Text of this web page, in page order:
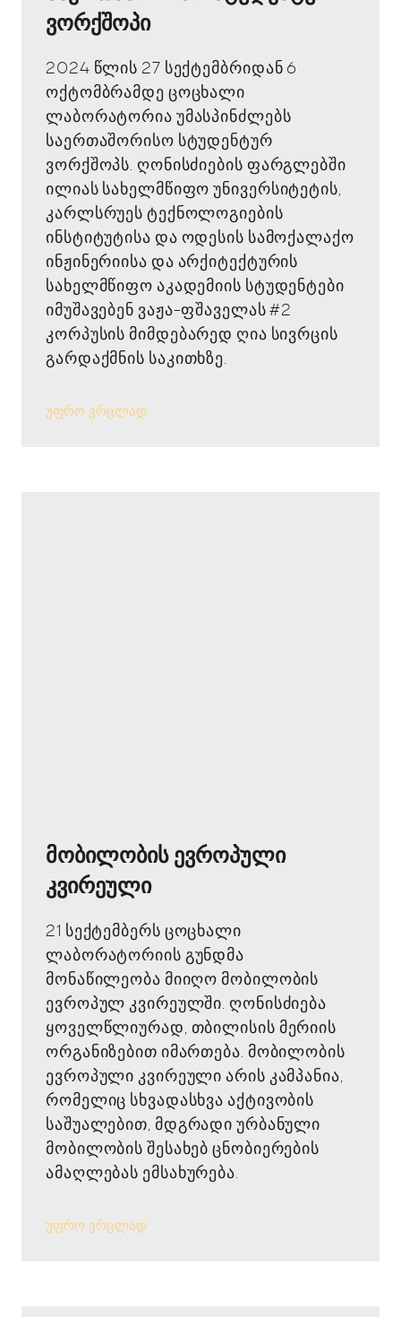
ვორქშოპი
2024 წლის 27 სექტემბრიდან 6
ოქტომბრამდე ცოცხალი
ლაბორატორია უმასპინძლებს
საერთაშორისო სტუდენტურ
ვორქშოპს. ღონისძიების ფარგლებში
ილიას სახელმწიფო უნივერსიტეტის,
კარლსრუეს ტექნოლოგიების
ინსტიტუტისა და ოდესის სამოქალაქო
ინჟინერიისა და არქიტექტურის
სახელმწიფო აკადემიის სტუდენტები
იმუშავებენ ვაჟა-ფშაველას #2
კორპუსის მიმდებარედ ღია სივრცის
გარდაქმნის საკითხზე.
უფრო ვრცლად
მობილობის ევროპული
კვირეული
21 სექტემბერს ცოცხალი
ლაბორატორიის გუნდმა
მონაწილეობა მიიღო მობილობის
ევროპულ კვირეულში. ღონისძიება
ყოველწლიურად, თბილისის მერიის
ორგანიზებით იმართება. მობილობის
ევროპული კვირეული არის კამპანია,
რომელიც სხვადასხვა აქტივობის
საშუალებით, მდგრადი ურბანული
მობილობის შესახებ ცნობიერების
ამაღლებას ემსახურება.
უფრო ვრცლად